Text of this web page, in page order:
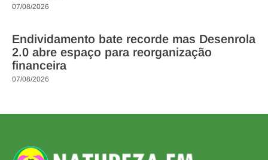
07/08/2026
Endividamento bate recorde mas Desenrola
2.0 abre espaço para reorganização
financeira
07/08/2026